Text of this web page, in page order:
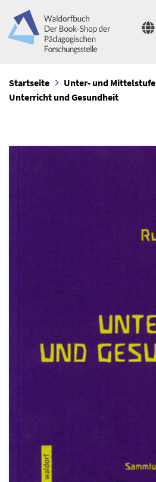
Startseite
Unter- und Mittelstufe
Unterricht und Gesundheit